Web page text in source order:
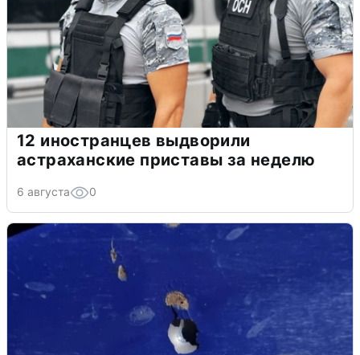
12 иностранцев выдворили
астраханские приставы за неделю
6 августа 0